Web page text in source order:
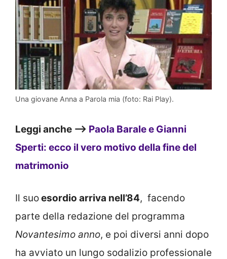
Una giovane Anna a Parola mia (foto: Rai Play).
Leggi anche –> Paola Barale e Gianni
Sperti: ecco il vero motivo della fine del
matrimonio
Il suoesordio arriva nell’84, facendo
parte della redazione del programma
Novantesimo anno, e poi diversi anni dopo
ha avviato un lungo sodalizio professionale